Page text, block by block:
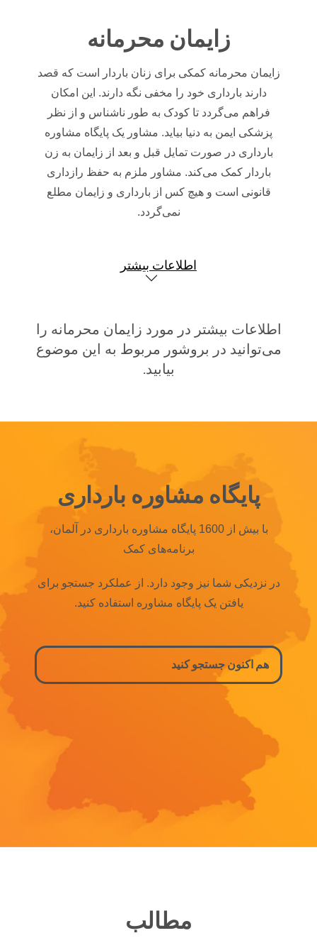
زایمان محرمانه
زایمان محرمانه کمکی برای زنان باردار است که قصد
دارند بارداری خود را مخفی نگه دارند. این امکان
فراهم می‌گردد تا کودک به طور ناشناس و از نظر
پزشکی ایمن به دنیا بیاید. مشاور یک پایگاه مشاوره
بارداری در صورت تمایل قبل و بعد از زایمان به زن
باردار کمک می‌کند. مشاور ملزم به حفظ رازداری
قانونی است و هیچ کس از بارداری و زایمان مطلع
نمی‌گردد.
اطلاعات بیشتر
اطلاعات بیشتر در مورد زایمان محرمانه را
می‌توانید در بروشور مربوط به این موضوع
بیابید.
پایگاه مشاوره بارداری
با بیش از 1600 پایگاه مشاوره بارداری در آلمان،
برنامه‌های کمک
در نزدیکی شما نیز وجود دارد. از عملکرد جستجو برای
یافتن یک پایگاه مشاوره استفاده کنید.
مطالب